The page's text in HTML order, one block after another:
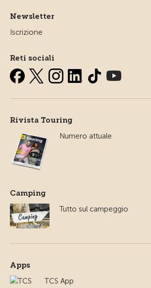
Newsletter
Iscrizione
Reti sociali
Rivista Touring
Numero attuale
Camping
Tutto sul campeggio
Apps
TCS App